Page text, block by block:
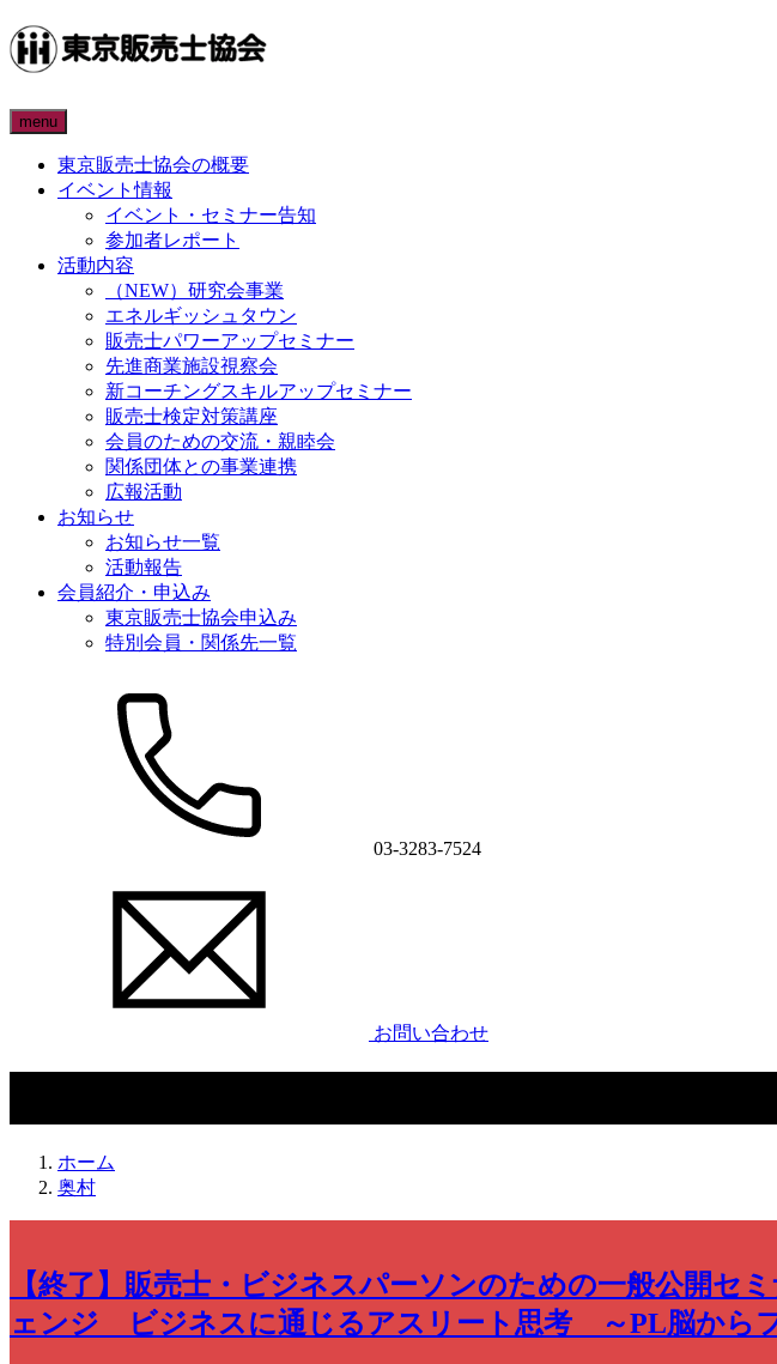
menu
東京販売士協会の概要
イベント情報
イベント・セミナー告知
参加者レポート
活動内容
（NEW）研究会事業
エネルギッシュタウン
販売士パワーアップセミナー
先進商業施設視察会
新コーチングスキルアップセミナー
販売士検定対策講座
会員のための交流・親睦会
関係団体との事業連携
広報活動
お知らせ
お知らせ一覧
活動報告
会員紹介・申込み
東京販売士協会申込み
特別会員・関係先一覧
03-3283-7524
お問い合わせ
ホーム
奥村
【終了】販売士・ビジネスパーソンのための一般公開セ
ェンジ ビジネスに通じるアスリート思考 ～PL脳からフ